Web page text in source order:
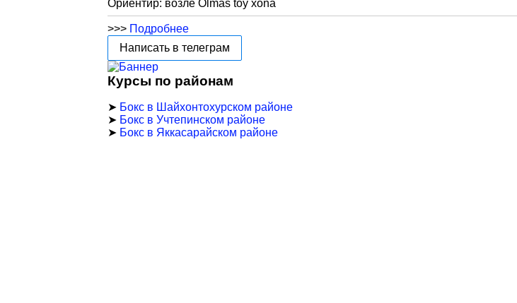
Ориентир: возле Olmas toy xona
>>> Подробнее
Написать в телеграм
Курсы по районам
➤ Бокс в Шайхонтохурском районе
➤ Бокс в Учтепинском районе
➤ Бокс в Яккасарайском районе